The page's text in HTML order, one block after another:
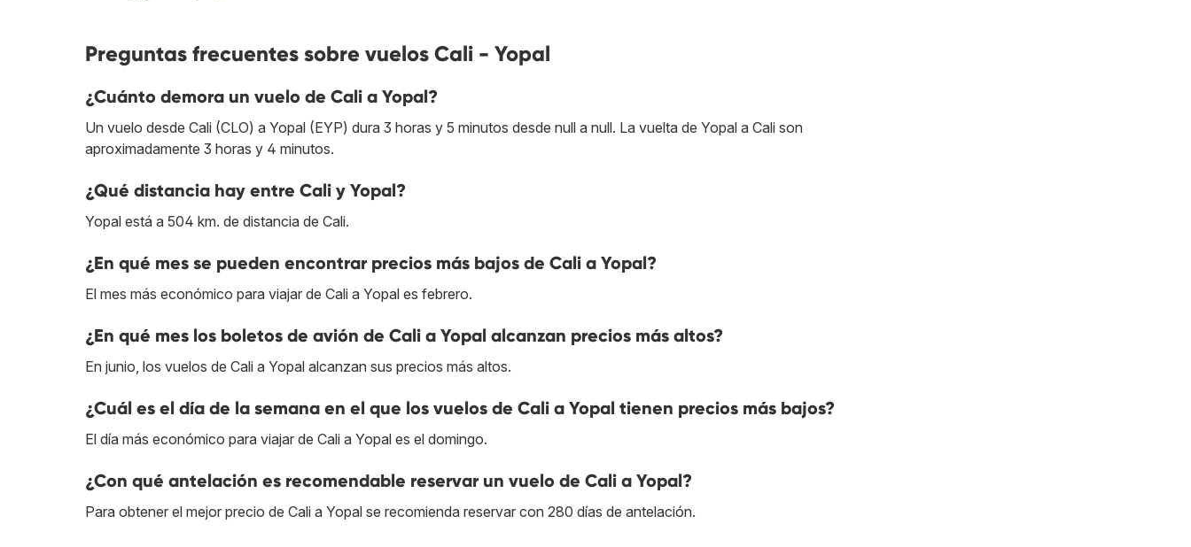
Preguntas frecuentes sobre vuelos Cali - Yopal
¿Cuánto demora un vuelo de Cali a Yopal?
Un vuelo desde Cali (CLO) a Yopal (EYP) dura 3 horas y 5 minutos desde null a null. La vuelta de Yopal a Cali son
aproximadamente 3 horas y 4 minutos.
¿Qué distancia hay entre Cali y Yopal?
Yopal está a 504 km. de distancia de Cali.
¿En qué mes se pueden encontrar precios más bajos de Cali a Yopal?
El mes más económico para viajar de Cali a Yopal es febrero.
¿En qué mes los boletos de avión de Cali a Yopal alcanzan precios más altos?
En junio, los vuelos de Cali a Yopal alcanzan sus precios más altos.
¿Cuál es el día de la semana en el que los vuelos de Cali a Yopal tienen precios más bajos?
El día más económico para viajar de Cali a Yopal es el domingo.
¿Con qué antelación es recomendable reservar un vuelo de Cali a Yopal?
Para obtener el mejor precio de Cali a Yopal se recomienda reservar con 280 días de antelación.